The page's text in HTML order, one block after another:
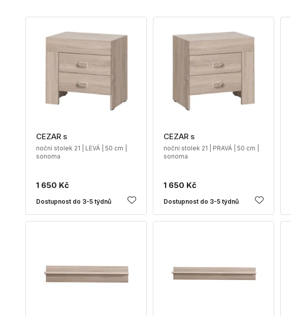
CEZAR s
noční stolek 21 | LEVÁ | 50 cm |
sonoma
1 650 Kč
Dostupnost do 3-5 týdnů
CEZAR s
noční stolek 21 | PRAVÁ | 50 cm |
sonoma
1 650 Kč
Dostupnost do 3-5 týdnů